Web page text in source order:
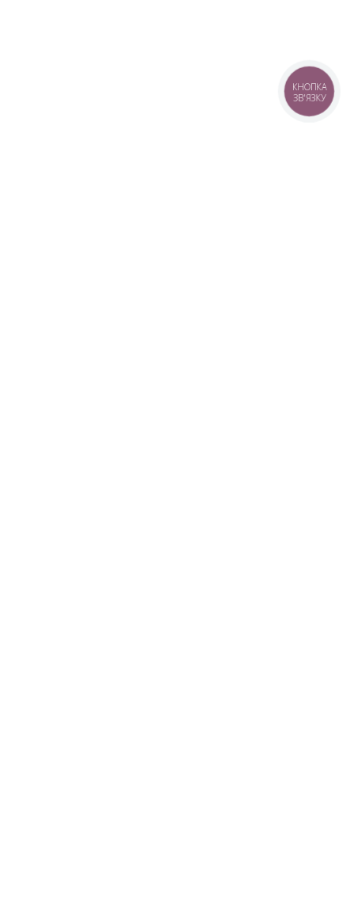
КНОПКА
ЗВ'ЯЗКУ